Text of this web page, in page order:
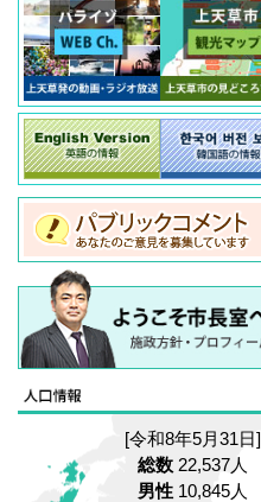
[令和8年5月31日]
総数 22,537人
男性 10,845人